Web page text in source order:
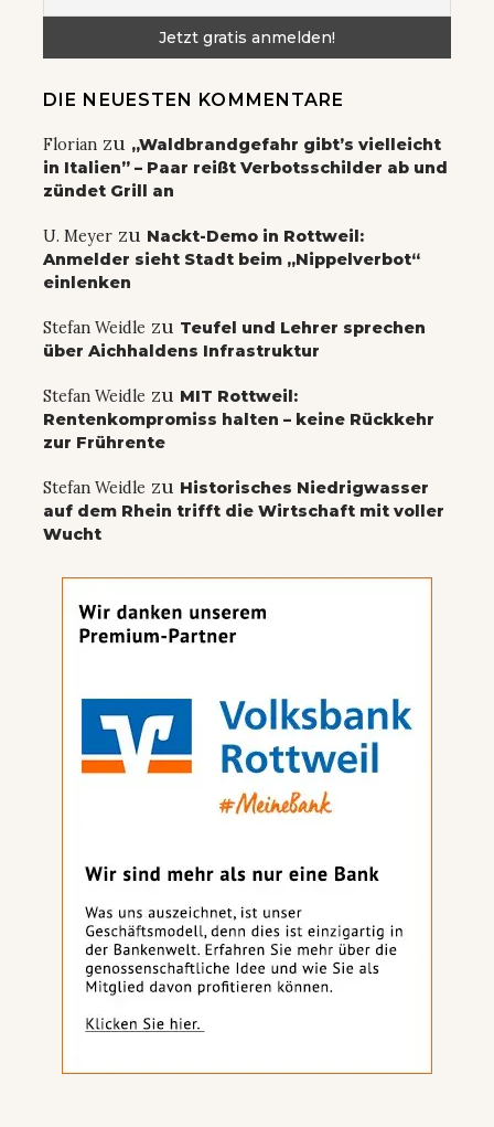
DIE NEUESTEN KOMMENTARE
Florian zu „Waldbrandgefahr gibt’s vielleicht
in Italien” – Paar reißt Verbotsschilder ab und
zündet Grill an
U. Meyer zu Nackt-Demo in Rottweil:
Anmelder sieht Stadt beim „Nippelverbot“
einlenken
Stefan Weidle zu Teufel und Lehrer sprechen
über Aichhaldens Infrastruktur
Stefan Weidle zu MIT Rottweil:
Rentenkompromiss halten – keine Rückkehr
zur Frührente
Stefan Weidle zu Historisches Niedrigwasser
auf dem Rhein trifft die Wirtschaft mit voller
Wucht